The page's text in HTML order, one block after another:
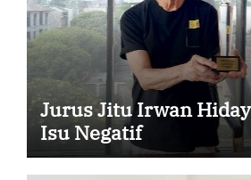
Jurus Jitu Irwan
Isu Negatif